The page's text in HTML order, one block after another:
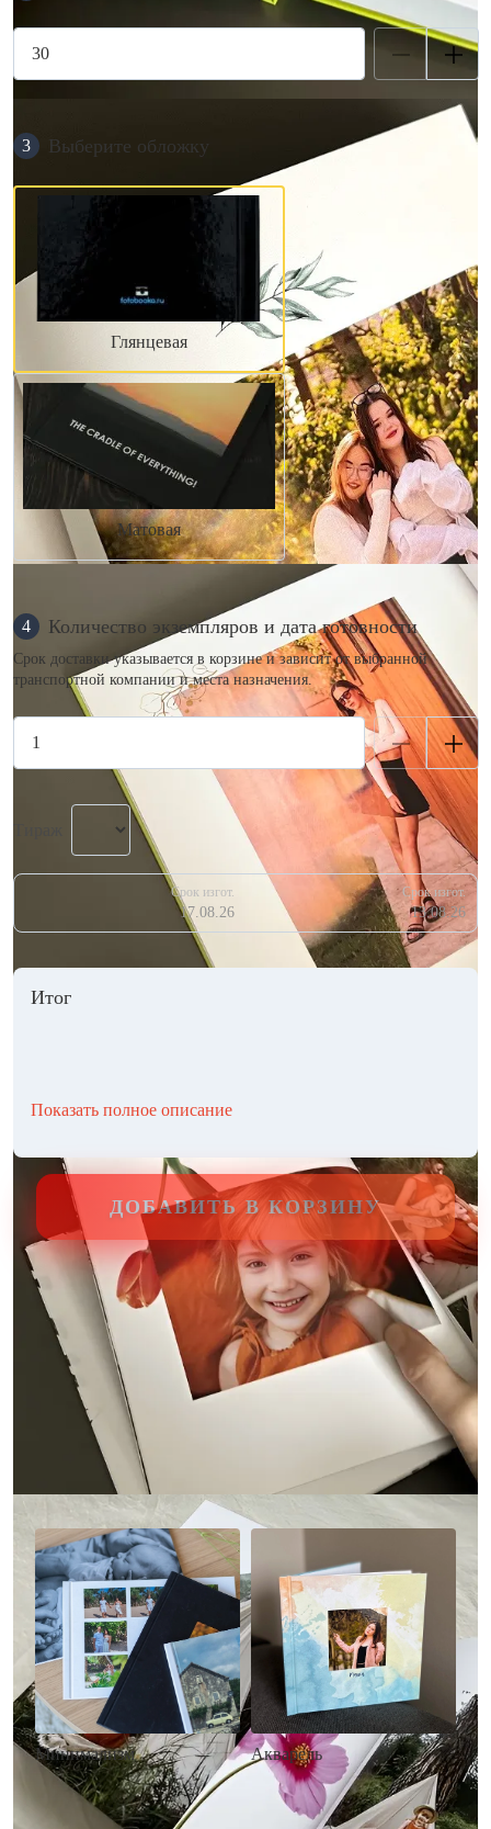
3 Выберите обложку
Глянцевая
Матовая
4 Количество экземпляров и дата готовности
Срок доставки указывается в корзине и зависит от выбранной
транспортной компании и места назначения.
Срок изгот.
17.08.26
Срок изгот.
13.08.26
Итог
Показать полное описание
ДОБАВИТЬ В КОРЗИНУ
Другие стили фотокниг
Минимализм
• Без декора
• Выбор цвета фона
Акварель
• Декор в стиле
акварельных красок